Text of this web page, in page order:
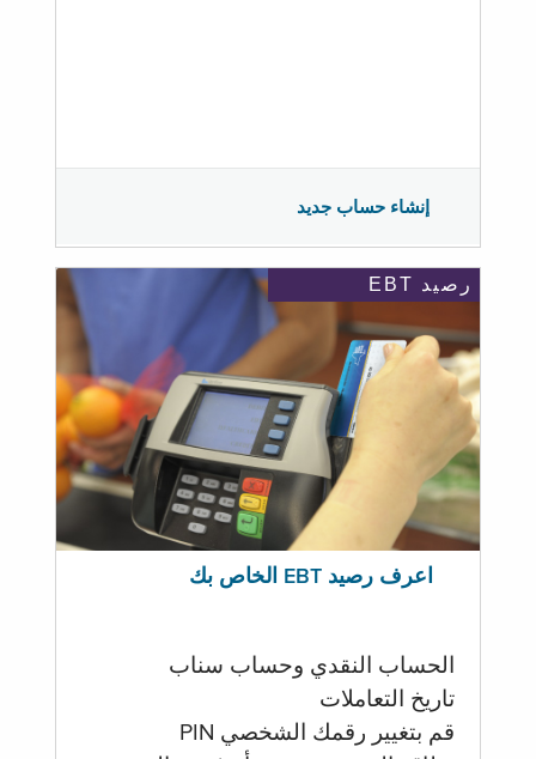
إنشاء حساب جديد
رصيد EBT
اعرف رصيد EBT الخاص بك
الحساب النقدي وحساب سناب
تاريخ التعاملات
قم بتغيير رقمك الشخصي PIN